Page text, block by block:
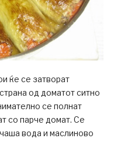
ќе се затворат
од доматот ситно
се полнат
со парче домат. Се
вода и маслиново